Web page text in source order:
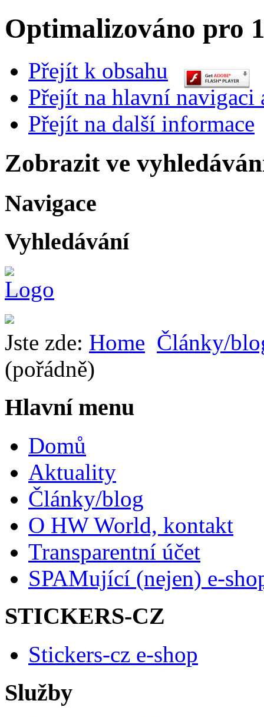
Optimalizováno pro
Přejít k obsahu
Přejít na hlavní navigaci
Přejít na další informace
Zobrazit ve
Navigace
Vyhledávání
Jste zde: Home Články/
(pořádně)
Hlavní menu
Domů
Aktuality
Články/blog
O HW World, kontakt
Transparentní účet
SPAMující (nejen) e-
STICKERS-CZ
Stickers-cz e-shop
Služby